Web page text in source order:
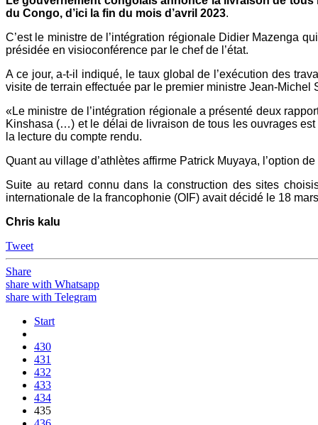
du Congo, d’ici la fin du mois d’avril 2023.
C’est le ministre de l’intégration régionale Didier Mazenga
présidée en visioconférence par le chef de l’état.
A ce jour, a-t-il indiqué, le taux global de l’exécution des
visite de terrain effectuée par le premier ministre Jean-Michel
«Le ministre de l’intégration régionale a présenté deux
Kinshasa (…) et le délai de livraison de tous les ouvrages
la lecture du compte rendu.
Quant au village d’athlètes affirme Patrick Muyaya, l’option
Suite au retard connu dans la construction des sites
internationale de la francophonie (OIF) avait décidé le 18
Chris kalu
Tweet
Share
share with Whatsapp
share with Telegram
Start
430
431
432
433
434
435